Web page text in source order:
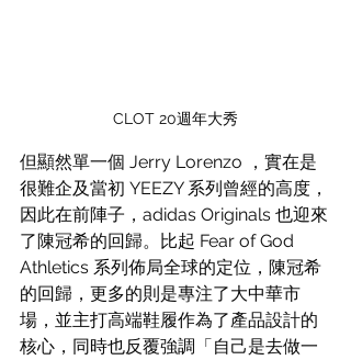
CLOT 20週年大秀
但顯然單一個 Jerry Lorenzo ，實在是
很難企及當初 YEEZY 系列曾經的高度，
因此在前陣子，adidas Originals 也迎來
了陳冠希的回歸。比起 Fear of God
Athletics 系列佈局全球的定位，陳冠希
的回歸，更多的則是專注了大中華市
場，並主打高端鞋履作為了產品設計的
核心，同時也反覆強調「自己是去做一